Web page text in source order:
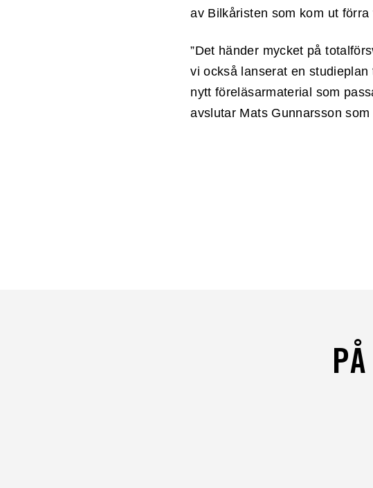
av Bilkåristen som kom ut förra
”Det händer mycket på
vi också lanserat en
nytt föreläsarmaterial som
avslutar Mats Gunnarsson